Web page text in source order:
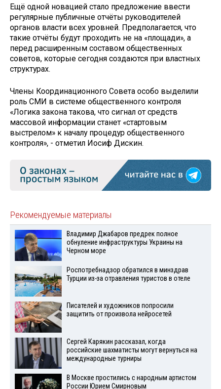
Ещё одной новацией стало предложение ввести
регулярные публичные отчёты руководителей
органов власти всех уровней. Предполагается, что
такие отчёты будут проходить не на «площади», а
перед расширенным составом общественных
советов, которые сегодня создаются при властных
структурах.
Члены Координационного Совета особо выделили
роль СМИ в системе общественного контроля
«Логика закона такова, что сигнал от средств
массовой информации станет «стартовым
выстрелом» к началу процедур общественного
контроля», - отметил Иосиф Дискин.
Рекомендуемые материалы
Владимир Джабаров предрек полное
обнуление инфраструктуры Украины на
Черном море
Роспотребнадзор обратился в минздрав
Турции из-за отравления туристов в отеле
Писателей и художников попросили
защитить от произвола нейросетей
Сергей Карякин рассказал, когда
российские шахматисты могут вернуться на
международные турниры
В Москве простились с народным артистом
России Юрием Смирновым